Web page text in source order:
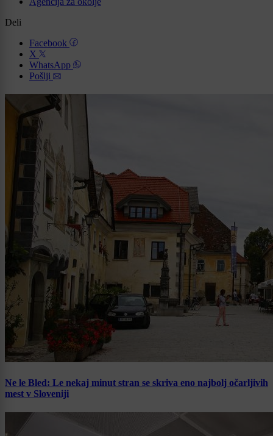
Deli
Facebook
X
WhatsApp
Pošlji
Ne le Bled: Le nekaj minut stran se skriva eno najbolj očarljivih
mest v Sloveniji